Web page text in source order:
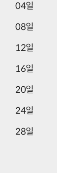
04일
08일
12일
16일
20일
24일
28일